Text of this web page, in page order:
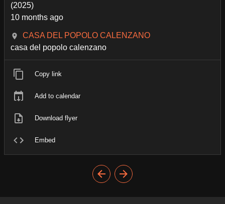
(2025)
10 months ago
CASA DEL POPOLO CALENZANO
casa del popolo calenzano
Copy link
Add to calendar
Download flyer
Embed